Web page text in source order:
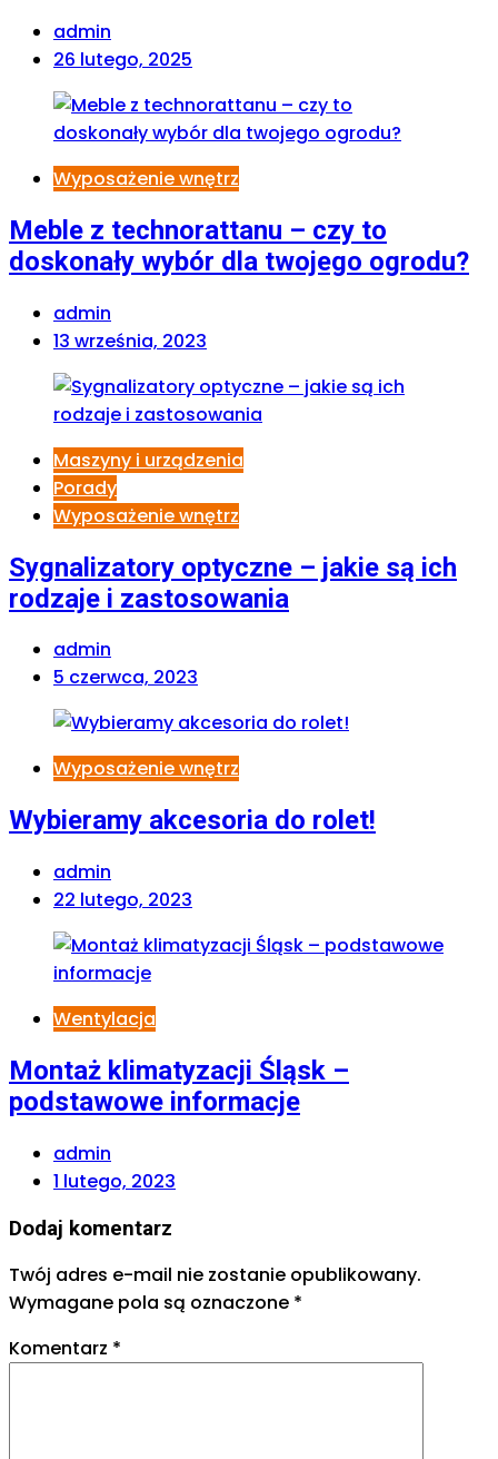
admin
26 lutego, 2025
Wyposażenie wnętrz
Meble z technorattanu – czy to
doskonały wybór dla twojego ogrodu?
admin
13 września, 2023
Maszyny i urządzenia
Porady
Wyposażenie wnętrz
Sygnalizatory optyczne – jakie są ich
rodzaje i zastosowania
admin
5 czerwca, 2023
Wyposażenie wnętrz
Wybieramy akcesoria do rolet!
admin
22 lutego, 2023
Wentylacja
Montaż klimatyzacji Śląsk –
podstawowe informacje
admin
1 lutego, 2023
Dodaj komentarz
Twój adres e-mail nie zostanie opublikowany.
Wymagane pola są oznaczone *
Komentarz *